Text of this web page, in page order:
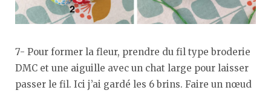
7- Pour former la fleur, prendre du fil type broderie
DMC et une aiguille avec un chat large pour laisser
passer le fil. Ici j’ai gardé les 6 brins. Faire un nœud